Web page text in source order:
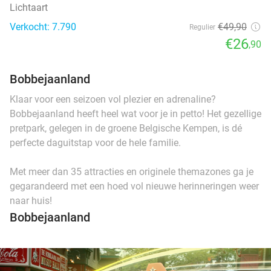
Lichtaart
Verkocht: 7.790
Regulier €49,90
€26,90
Bobbejaanland
Klaar voor een seizoen vol plezier en adrenaline?
Bobbejaanland heeft heel wat voor je in petto! Het gezellige
pretpark, gelegen in de groene Belgische Kempen, is dé
perfecte daguitstap voor de hele familie.
Met meer dan 35 attracties en originele themazones ga je
gegarandeerd met een hoed vol nieuwe herinneringen weer
naar huis!
Bobbejaanland